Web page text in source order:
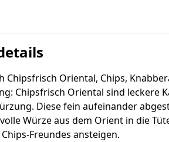
Chipsfrisch Oriental, Chips,
Chipsfrisch Oriental sind leckere
Diese fein aufeinander
Würze aus dem Orient in die
Freundes ansteigen.